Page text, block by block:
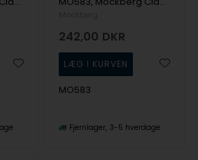
242,00 DKR
MO583
Fjernlager 3-5 hverdage